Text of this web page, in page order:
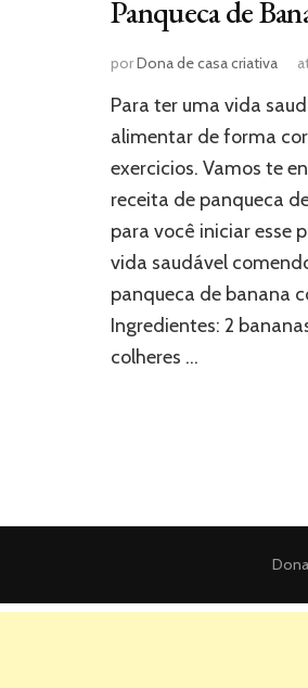
Panqueca de
porDona de casa criativa
Para ter uma vida
alimentar de forma
exercicios. Vamos te
receita de panqueca
para você iniciar esse
vida saudável
panqueca de banana
Ingredientes: 2
colheres …